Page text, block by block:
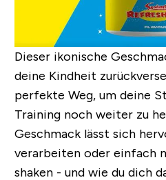
Dieser ikonische
deine Kindheit
perfekte Weg, um deine
Training noch weiter zu
Geschmack lässt sich
verarbeiten oder einfach
shaken - und wie du dich